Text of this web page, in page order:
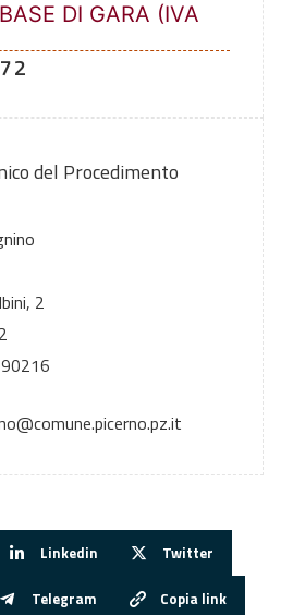
DI GARA (IVA
del Procedimento
2
Linkedin Twitter
Telegram Copia link